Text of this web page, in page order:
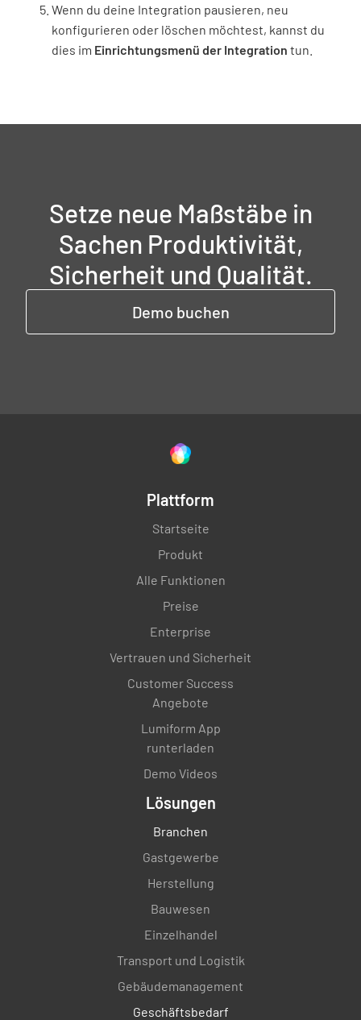
Wenn du deine Integration pausieren, neu
konfigurieren oder löschen möchtest, kannst du
dies im Einrichtungsmenü der Integration tun.
Setze neue Maßstäbe in
Sachen Produktivität,
Sicherheit und Qualität.
Demo buchen
Plattform
Startseite
Produkt
Alle Funktionen
Preise
Enterprise
Vertrauen und Sicherheit
Customer Success
Angebote
Lumiform App
runterladen
Demo Videos
Lösungen
Branchen
Gastgewerbe
Herstellung
Bauwesen
Einzelhandel
Transport und Logistik
Gebäudemanagement
Geschäftsbedarf